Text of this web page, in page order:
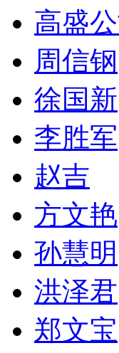
高盛
周信钢
徐国新
李胜军
赵吉
方文艳
孙慧明
洪泽君
郑文宝